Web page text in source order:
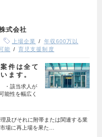
式会社
上場企業
年収600万以
能 育児支援制度
件は全て
ます。
・該当求人が
能性を幅広く
及びそれに附帯または関連する業
場に再上場を果た…